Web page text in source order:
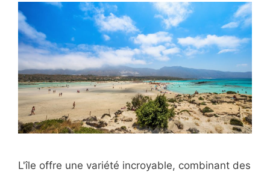
L'île offre une variété incroyable, combinant des